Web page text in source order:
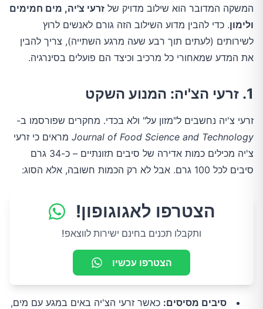
המשקה המדובר הוא שילוב מדויק של זרעי צ'יה, מים חמימים
ולימון. כדי להבין מדוע השילוב הזה גורם לאנשים לרוץ
לשירותים (לעתים תוך רבע שעה מרגע השתייה), צריך להבין
את המדע שמאחורי כל מרכיב וכיצד הם פועלים בסינרגיה.
1. זרעי הצ'יה: המנוע השקט
זרעי צ'יה נחשבים ל"מזון על" ולא בכדי. מחקרים שפורסמו ב-
Journal of Food Science and Technology מראים כי זרעי
צ'יה מכילים כמות אדירה של סיבים תזונתיים – כ-34 גרם
סיבים לכל 100 גרם. אבל לא רק הכמות חשובה, אלא הסוג:
הצטרפו לאגוגופון!
ותקבלו תכנים בחינם ישירות לווצאפ!
הצטרפו עכשיו
סיבים מסיסים: כאשר זרעי הצ'יה באים במגע עם מים,